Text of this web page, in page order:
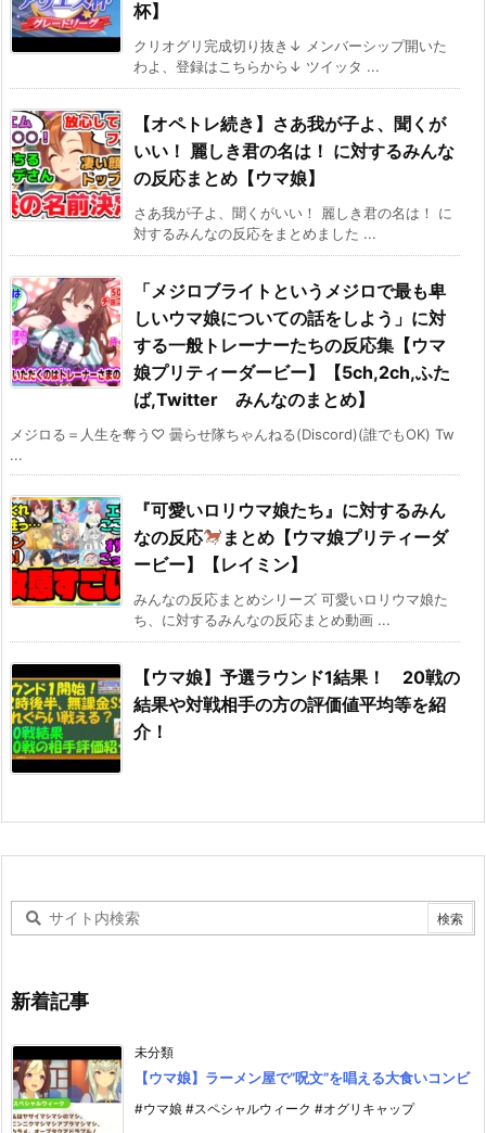
杯】
クリオグリ完成切り抜き↓ メンバーシップ開いた
わよ、登録はこちらから↓ ツイッタ ...
【オペトレ続き】さあ我が子よ、聞くが
いい！ 麗しき君の名は！ に対するみんな
の反応まとめ【ウマ娘】
さあ我が子よ、聞くがいい！ 麗しき君の名は！ に
対するみんなの反応をまとめました ...
「メジロブライトというメジロで最も卑
しいウマ娘についての話をしよう」に対
する一般トレーナーたちの反応集【ウマ
娘プリティーダービー】【5ch,2ch,ふた
ば,Twitter みんなのまとめ】
メジロる＝人生を奪う♡ 曇らせ隊ちゃんねる(Discord)(誰でもOK) Tw
...
『可愛いロリウマ娘たち』に対するみん
なの反応
まとめ【ウマ娘プリティーダ
ービー】【レイミン】
みんなの反応まとめシリーズ 可愛いロリウマ娘た
ち、に対するみんなの反応まとめ動画 ...
【ウマ娘】予選ラウンド1結果！ 20戦の
結果や対戦相手の方の評価値平均等を紹
介！
新着記事
未分類
【ウマ娘】ラーメン屋で”呪文”を唱える大食いコンビ
#ウマ娘 #スペシャルウィーク #オグリキャップ